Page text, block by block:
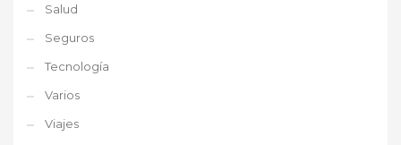
Salud
Seguros
Tecnología
Varios
Viajes